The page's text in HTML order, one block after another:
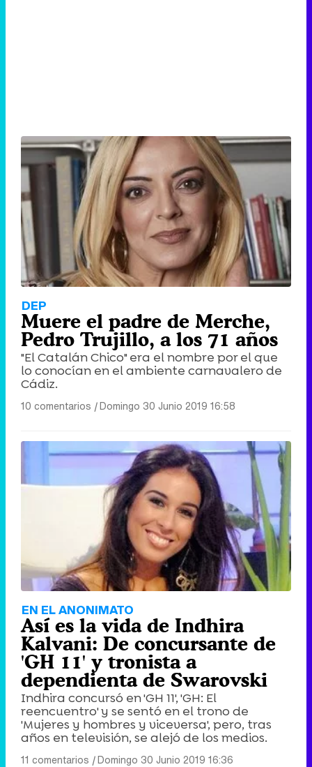
DEP
Muere el padre de Merche,
Pedro Trujillo, a los 71 años
"El Catalán Chico" era el nombre por el que
lo conocían en el ambiente carnavalero de
Cádiz.
10 comentarios |Domingo 30 Junio 2019 16:58
EN EL ANONIMATO
Así es la vida de Indhira
Kalvani: De concursante de
'GH 11' y tronista a
dependienta de Swarovski
Indhira concursó en 'GH 11', 'GH: El
reencuentro' y se sentó en el trono de
'Mujeres y hombres y viceversa', pero, tras
años en televisión, se alejó de los medios.
11 comentarios |Domingo 30 Junio 2019 16:36